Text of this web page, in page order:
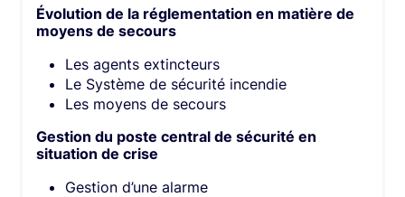
Évolution de la réglementation en matière de
moyens de secours​
Les agents extincteurs​
Le Système de sécurité incendie​
Les moyens de secours​
Gestion du poste central de sécurité en
situation de crise​
Gestion d’une alarme​